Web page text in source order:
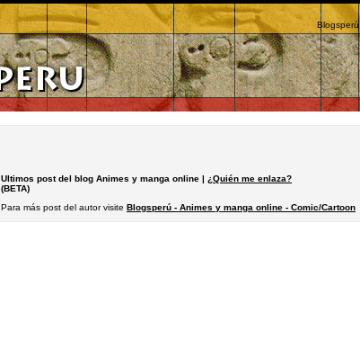
Ultimos post del blog Animes y manga online | ¿Quién me enlaza?
(BETA)
Para más post del autor visite Blogsperú - Animes y manga online - Comic/Cartoon